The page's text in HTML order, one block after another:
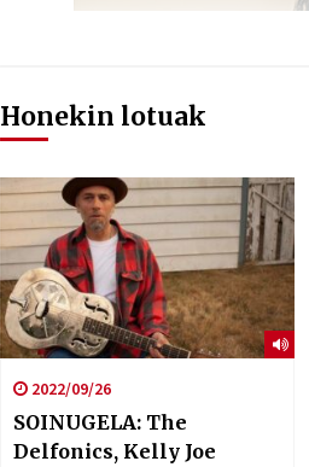
Honekin lotuak
2022/09/26
SOINUGELA: The
Delfonics, Kelly Joe